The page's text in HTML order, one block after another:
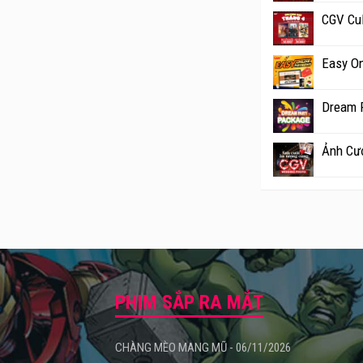
CGV
Easy
Dream
Ảnh
PHIM SẮP RA MẮT
CHÀNG MÈO MANG MŨ - 06/11/2026